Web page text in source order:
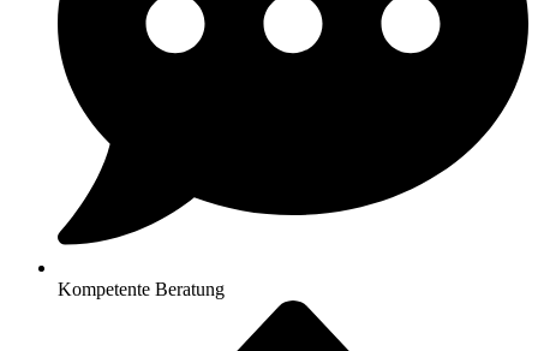
Kompetente Beratung